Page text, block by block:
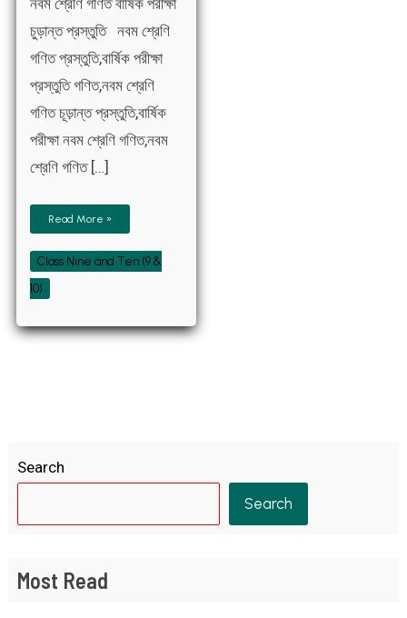
চুড়ান্ত প্রস্তুতি নবম শ্রেণি
গণিত প্রস্তুতি,বার্ষিক পরীক্ষা
প্রস্তুতি গণিত,নবম শ্রেণি
গণিত চূড়ান্ত প্রস্তুতি,বার্ষিক
পরীক্ষা নবম শ্রেণি গণিত,নবম
শ্রেণি গণিত […]
Read More »
Class Nine and Ten (9 &
10)
Search
Search
Most Read